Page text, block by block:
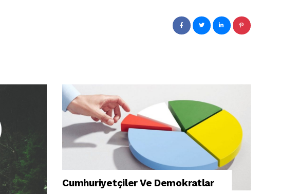
Cumhuriyetçiler Ve Demokratlar